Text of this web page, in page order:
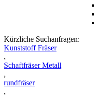
Kürzliche Suchanfragen:
Kunststoff Fräser
,
Schaftfräser Metall
,
rundfräser
,